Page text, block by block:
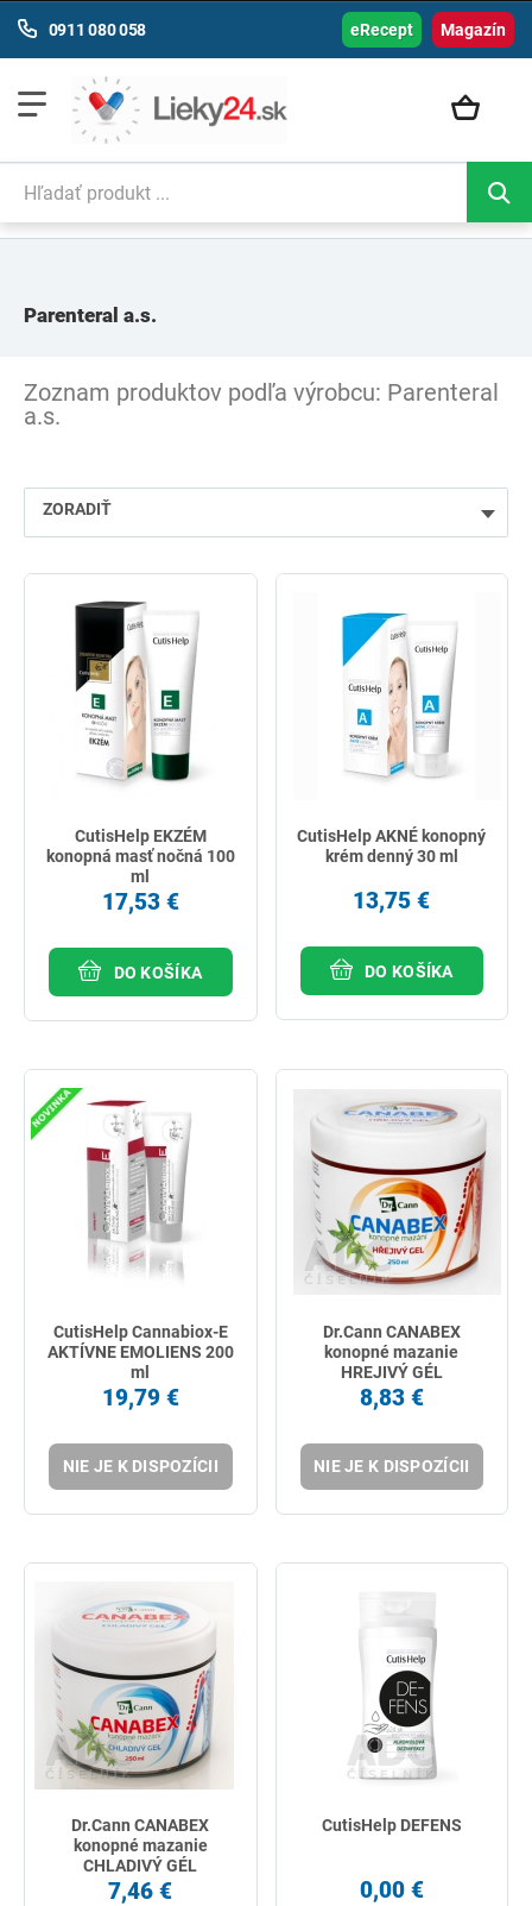
Magazín
0911 080 058 eRecept
Parenteral a.s.
Zoznam produktov podľa výrobcu: Parenteral
a.s.
ZORADIŤ
najpredávanejšie
podľa názvu od A
CutisHelp EKZÉM
konopná masť nočná 100
ml
17,53 €
DO KOŠÍKA
CutisHelp AKNÉ konopný
krém denný 30 ml
13,75 €
DO KOŠÍKA
CutisHelp Cannabiox-E
AKTÍVNE EMOLIENS 200
ml
19,79 €
NIE JE K DISPOZÍCII
Dr.Cann CANABEX
konopné mazanie
HREJIVÝ GÉL
8,83 €
NIE JE K DISPOZÍCII
Dr.Cann CANABEX
konopné mazanie
CHLADIVÝ GÉL
7,46 €
CutisHelp DEFENS
0,00 €